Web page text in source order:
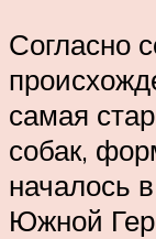
Согласно
самая
собак,
началось
Южной